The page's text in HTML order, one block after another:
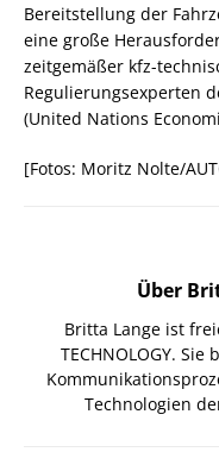
Bereitstellung der
eine große
zeitgemäßer kfz-
Regulierungsexperten
(United Nations
[Fotos: Moritz Nolte/
Über
Britta Lange ist
TECHNOLOGY.
Technologien